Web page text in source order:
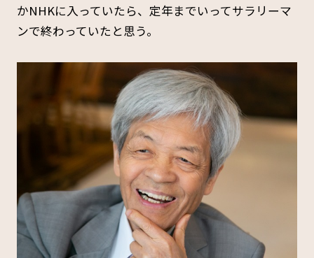
かNHKに入っていたら、定年までいってサラリーマ
ンで終わっていたと思う。